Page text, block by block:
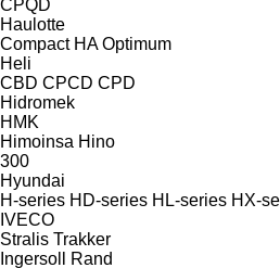
CPQD
Haulotte
Compact HA Optimum
Heli
CBD CPCD CPD
Hidromek
HMK
Himoinsa Hino
300
Hyundai
H-series HD-series HL-series HX-
IVECO
Stralis Trakker
Ingersoll Rand